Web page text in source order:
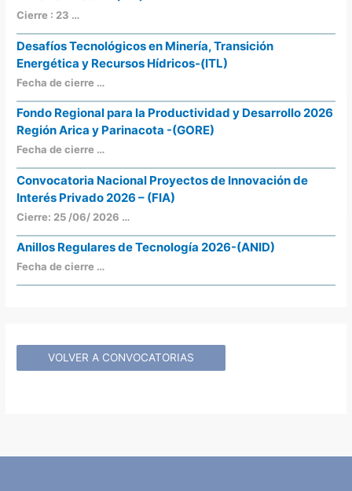
Cierre : 23 …
Desafíos Tecnológicos en Minería, Transición
Energética y Recursos Hídricos-(ITL)
Fecha de cierre …
Fondo Regional para la Productividad y Desarrollo 2026
Región Arica y Parinacota -(GORE)
Fecha de cierre …
Convocatoria Nacional Proyectos de Innovación de
Interés Privado 2026 – (FIA)
Cierre: 25 /06/ 2026 …
Anillos Regulares de Tecnología 2026-(ANID)
Fecha de cierre …
VOLVER A CONVOCATORIAS